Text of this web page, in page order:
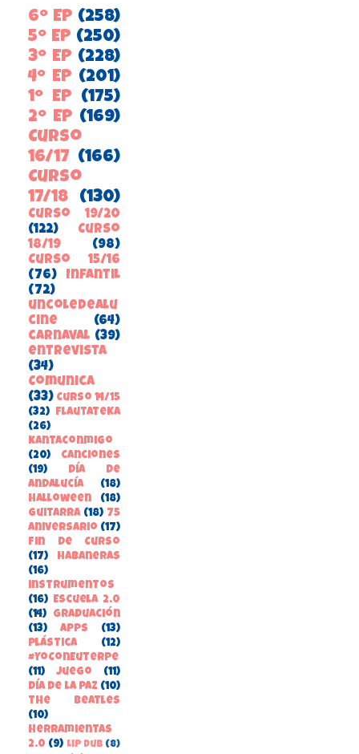
6º EP (258)
5º EP (250)
3º EP (228)
4º EP (201)
1º EP
(175)
2º EP (169)
Curso
16/17 (166)
Curso
17/18
(130)
Curso 19/20
(122)
Curso
18/19
(98)
Curso 15/16
(76)
Infantil
(72)
uncoledealu
cine
(64)
carnaval (39)
entrevista
(34)
ComunicA
(33) Curso 14/15
(32)
FlautateKa
(26)
kantaconmigo
(20)
canciones
(19)
Día de
Andalucía
(18)
Halloween
(18)
guitarra (18) 75
aniversario (17)
Fin de Curso
(17)
habaneras
(16)
instrumentos
(16) Escuela 2.0
(14)
Graduación
(13)
apps
(13)
Plástica
(12)
#YoConEuterpe
(11)
juego
(11)
Día de la Paz (10)
the beatles
(10)
herramientas
2.0 (9) Lip Dub (8)